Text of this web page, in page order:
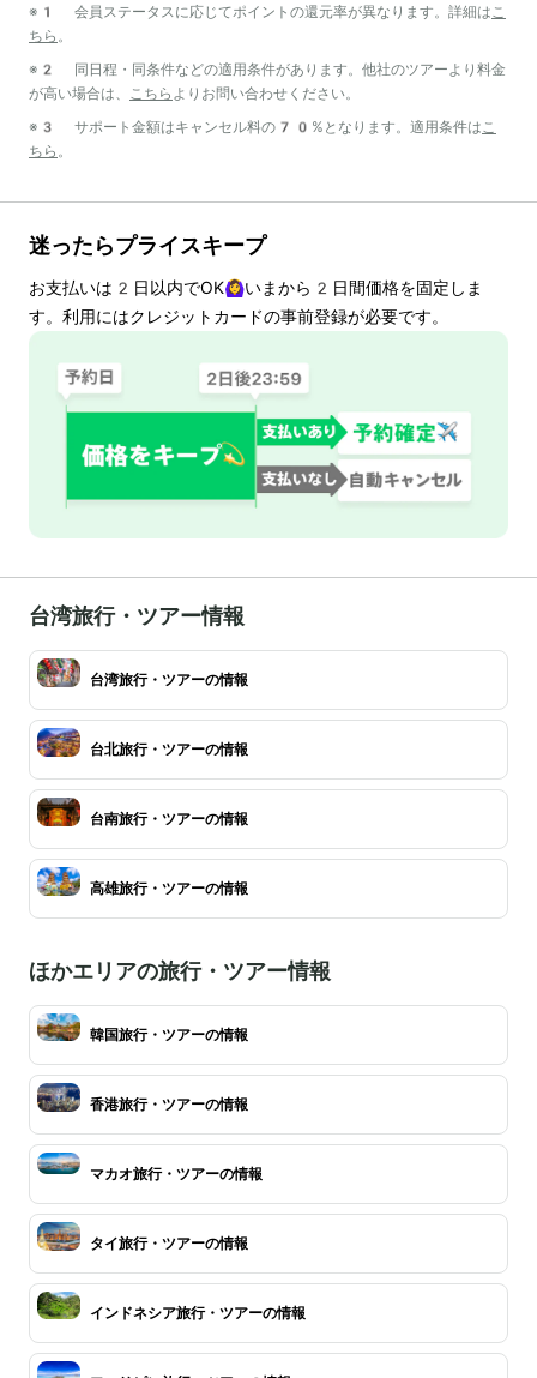
※1 会員ステータスに応じてポイントの還元率が異なります。詳細は こ
ちら 。
※2 同日程・同条件などの適用条件があります。他社のツアーより料金
が高い場合は、
こちら よりお問い合わせください。
※3 サポート金額はキャンセル料の70%となります。適用条件は こ
ちら 。
迷ったらプライスキープ
お支払いは 2 日以内でOK🙆‍♀️いまから 2 日間価格を固定しま
す。利用にはクレジットカードの事前登録が必要です。
台湾旅行・ツアー情報
台湾旅行・ツアーの情報
台北旅行・ツアーの情報
台南旅行・ツアーの情報
高雄旅行・ツアーの情報
ほかエリアの旅行・ツアー情報
韓国旅行・ツアーの情報
香港旅行・ツアーの情報
マカオ旅行・ツアーの情報
タイ旅行・ツアーの情報
インドネシア旅行・ツアーの情報